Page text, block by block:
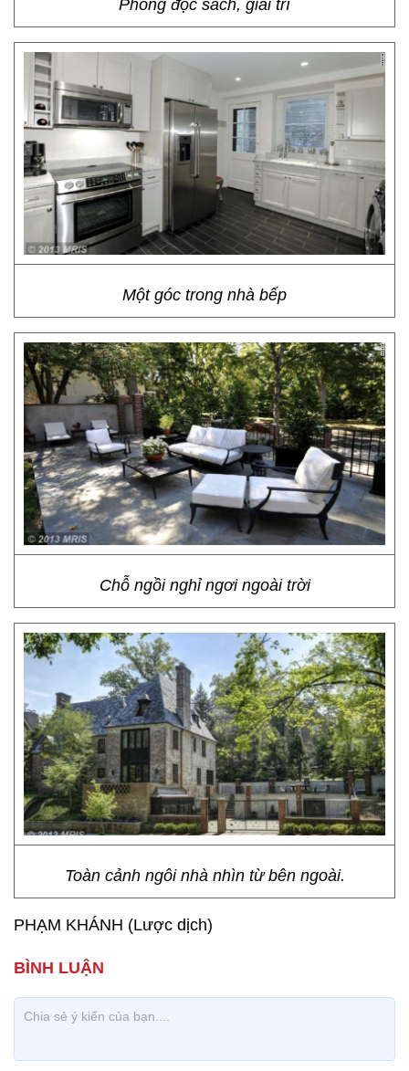
Phòng đọc sách, giải trí
Một góc trong nhà bếp
Chỗ ngồi nghỉ ngơi ngoài trời
Toàn cảnh ngôi nhà nhìn từ bên ngoài.
PHẠM KHÁNH (Lược dịch)